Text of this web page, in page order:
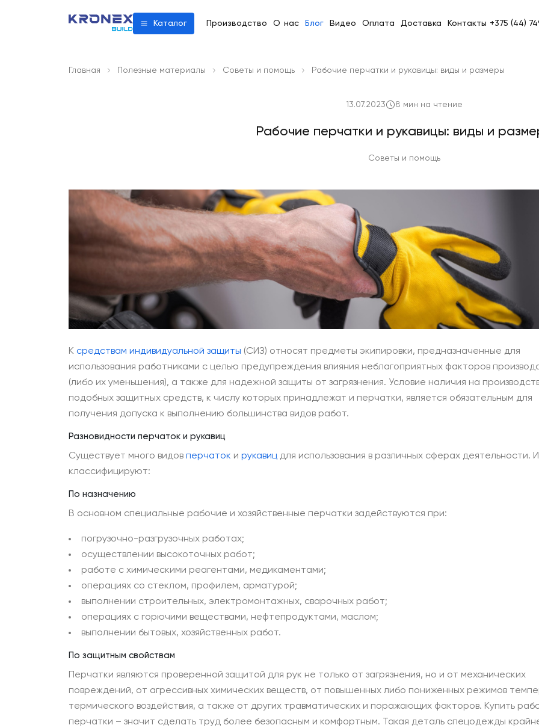
Каталог Производство О нас Блог Видео Оплата Доставка Контакты +375 (44)
Главная Полезные материалы Советы и помощь Рабочие перчатки и рукавицы: виды и размеры
13.07.2023 8 мин на чтение
Рабочие перчатки и рукавицы: виды и
Советы и помощь
К средствам индивидуальной защиты (СИЗ) относят предметы экипировки, предназначенные для
использования работниками с целью предупреждения влияния неблагоприятных факторов
(либо их уменьшения), а также для надежной защиты от загрязнения. Условие наличия на
подобных защитных средств, к числу которых принадлежат и перчатки, является обязательным для
получения допуска к выполнению большинства видов работ.
Разновидности перчаток и рукавиц
Существует много видов перчаток и рукавиц для использования в различных сферах деятельности.
классифицируют:
По назначению
В основном специальные рабочие и хозяйственные перчатки задействуются при:
погрузочно-разгрузочных работах;
осуществлении высокоточных работ;
работе с химическими реагентами, медикаментами;
операциях со стеклом, профилем, арматурой;
выполнении строительных, электромонтажных, сварочных работ;
операциях с горючими веществами, нефтепродуктами, маслом;
выполнении бытовых, хозяйственных работ.
По защитным свойствам
Перчатки являются проверенной защитой для рук не только от загрязнения, но и от механических
повреждений, от агрессивных химических веществ, от повышенных либо пониженных режимов
термического воздействия, а также от других травматических и поражающих факторов. Купить
перчатки – значит сделать труд более безопасным и комфортным. Такая деталь спецодежды